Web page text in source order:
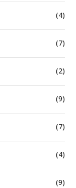
(4)
(7)
(2)
(9)
(7)
(4)
(9)